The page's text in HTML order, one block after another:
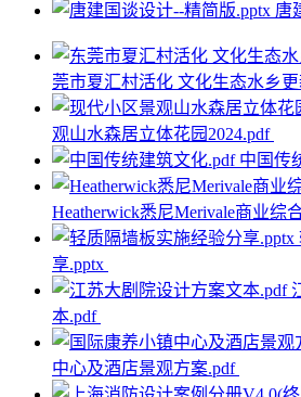
唐
莞市夏汇村活化 文化生态水乡
观山水森居立体花园2024.pdf
中国传
Heatherwick悉尼Merivale商业综
享.pptx
本.pdf
中心及酒店景观方案.pdf